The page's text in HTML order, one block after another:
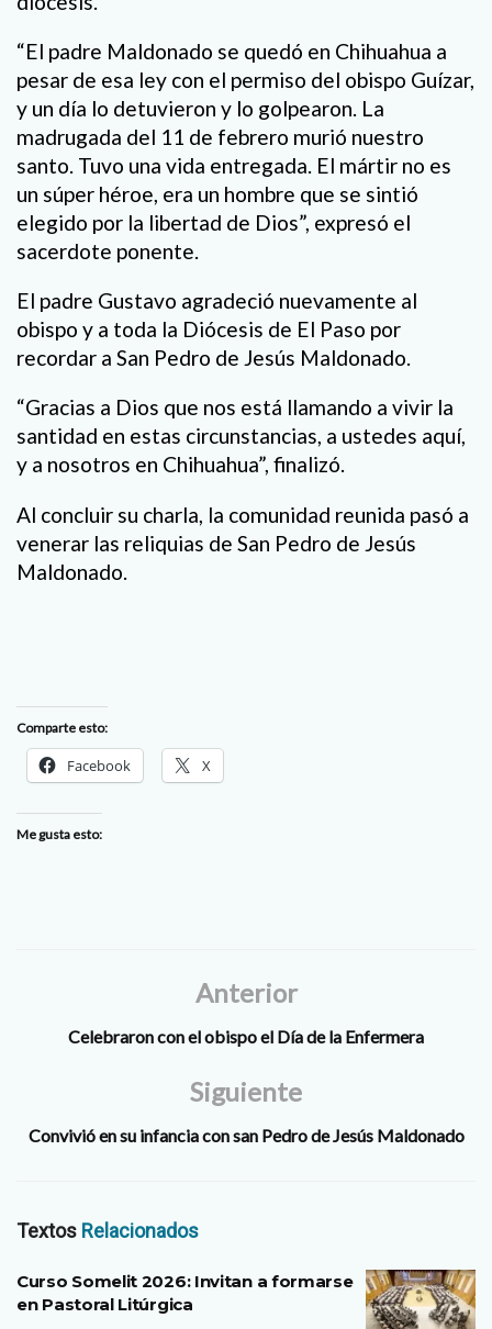
“El padre Maldonado se quedó en Chihuahua a
pesar de esa ley con el permiso del obispo Guízar,
y un día lo detuvieron y lo golpearon. La
madrugada del 11 de febrero murió nuestro
santo. Tuvo una vida entregada. El mártir no es
un súper héroe, era un hombre que se sintió
elegido por la libertad de Dios”, expresó el
sacerdote ponente.
El padre Gustavo agradeció nuevamente al
obispo y a toda la Diócesis de El Paso por
recordar a San Pedro de Jesús Maldonado.
“Gracias a Dios que nos está llamando a vivir la
santidad en estas circunstancias, a ustedes aquí,
y a nosotros en Chihuahua”, finalizó.
Al concluir su charla, la comunidad reunida pasó a
venerar las reliquias de San Pedro de Jesús
Maldonado.
Comparte esto:
Facebook X
Me gusta esto:
Anterior
Celebraron con el obispo el Día de la Enfermera
Siguiente
Convivió en su infancia con san Pedro de Jesús Maldonado
Textos Relacionados
Curso Somelit 2026: Invitan a formarse
en Pastoral Litúrgica